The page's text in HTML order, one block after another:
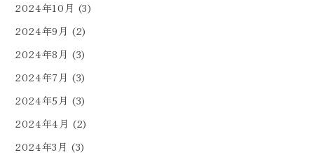
2024年10月 (3)
2024年9月 (2)
2024年8月 (3)
2024年7月 (3)
2024年5月 (3)
2024年4月 (2)
2024年3月 (3)